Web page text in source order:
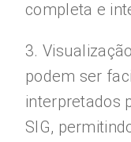
completa e
3.
podem ser
interpretados
SIG,